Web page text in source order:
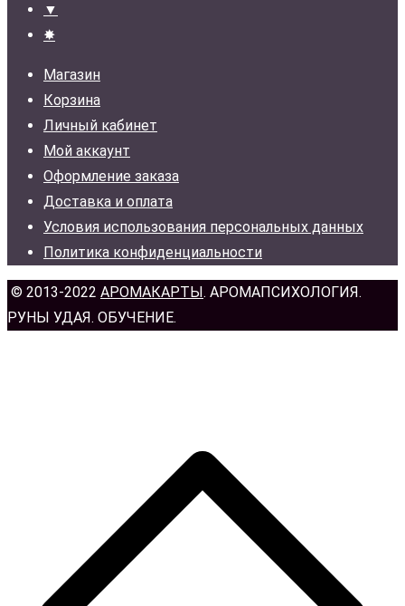
▼
✸
Магазин
Корзина
Личный кабинет
Мой аккаунт
Оформление заказа
Доставка и оплата
Условия использования персональных данных
Политика конфиденциальности
© 2013-2022 АРОМАКАРТЫ. АРОМАПСИХОЛОГИЯ.
РУНЫ УДАЯ. ОБУЧЕНИЕ.